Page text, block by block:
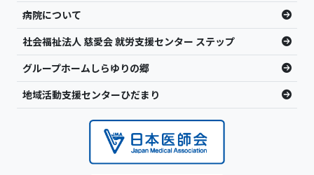
病院について
社会福祉法人 慈愛会 就労支援センター ステップ
グループホームしらゆりの郷
地域活動支援センターひだまり